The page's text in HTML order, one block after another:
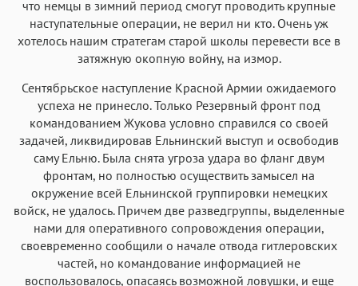
что немцы в зимний период смогут проводить крупные
наступательные операции, не верил ни кто. Очень уж
хотелось нашим стратегам старой школы перевести все в
затяжную окопную войну, на измор.
Сентябрьское наступление Красной Армии ожидаемого
успеха не принесло. Только Резервный фронт под
командованием Жукова условно справился со своей
задачей, ликвидировав Ельнинский выступ и освободив
саму Ельню. Была снята угроза удара во фланг двум
фронтам, но полностью осуществить замысел на
окружение всей Ельнинской группировки немецких
войск, не удалось. Причем две разведгруппы, выделенные
нами для оперативного сопровождения операции,
своевременно сообщили о начале отвода гитлеровских
частей, но командование информацией не
воспользовалось, опасаясь возможной ловушки, и еще